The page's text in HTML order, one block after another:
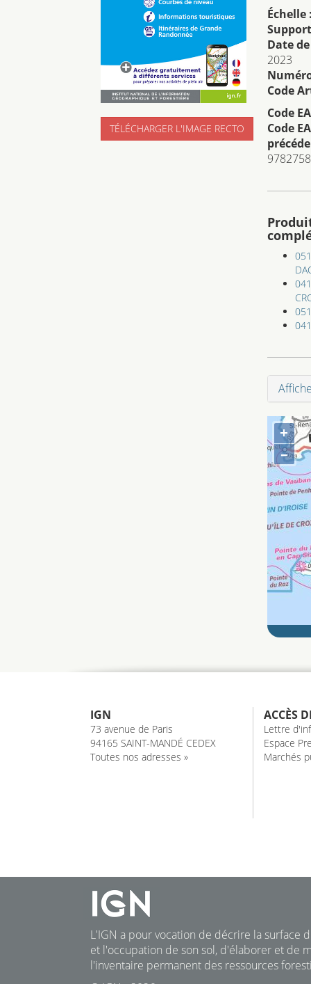
TÉLÉCHARGER L'IMAGE RECTO
Échelle
Date
2023
Code
Code
Code
+
–
IGN
73 avenue de Paris
94165 SAINT-MANDÉ CEDEX
Toutes nos adresses »
ACCÈS
Lettre
Espace
Marchés
L'IGN a pour vocation de décrire la surface
et l'occupation de son sol, d'élaborer et de
l'inventaire permanent des ressources